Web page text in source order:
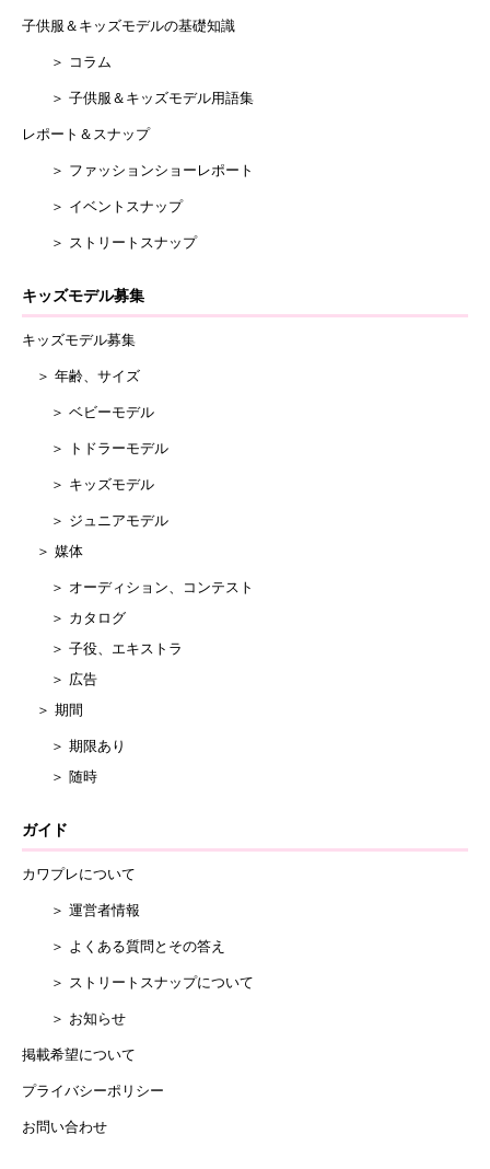
子供服＆キッズモデルの基礎知識
＞ コラム
＞ 子供服＆キッズモデル用語集
レポート＆スナップ
＞ ファッションショーレポート
＞ イベントスナップ
＞ ストリートスナップ
キッズモデル募集
キッズモデル募集
＞ 年齢、サイズ
＞ ベビーモデル
＞ トドラーモデル
＞ キッズモデル
＞ ジュニアモデル
＞ 媒体
＞ オーディション、コンテスト
＞ カタログ
＞ 子役、エキストラ
＞ 広告
＞ 期間
＞ 期限あり
＞ 随時
ガイド
カワプレについて
＞ 運営者情報
＞ よくある質問とその答え
＞ ストリートスナップについて
＞ お知らせ
掲載希望について
プライバシーポリシー
お問い合わせ